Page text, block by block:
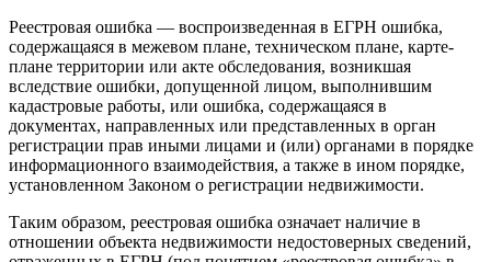
Реестровая ошибка — воспроизведенная в ЕГРН ошибка,
содержащаяся в межевом плане, техническом плане, карте-
плане территории или акте обследования, возникшая
вследствие ошибки, допущенной лицом, выполнившим
кадастровые работы, или ошибка, содержащаяся в
документах, направленных или представленных в орган
регистрации прав иными лицами и (или) органами в порядке
информационного взаимодействия, а также в ином порядке,
установленном Законом о регистрации недвижимости.
Таким образом, реестровая ошибка означает наличие в
отношении объекта недвижимости недостоверных сведений,